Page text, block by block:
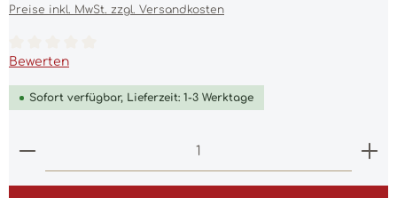
Preise inkl. MwSt. zzgl. Versandkosten
Durchschnittliche Bewertung von 0 von 5 Sternen
Bewerten
Sofort verfügbar, Lieferzeit: 1-3 Werktage
Produkt Anzahl: Gib den gewünschten Wert